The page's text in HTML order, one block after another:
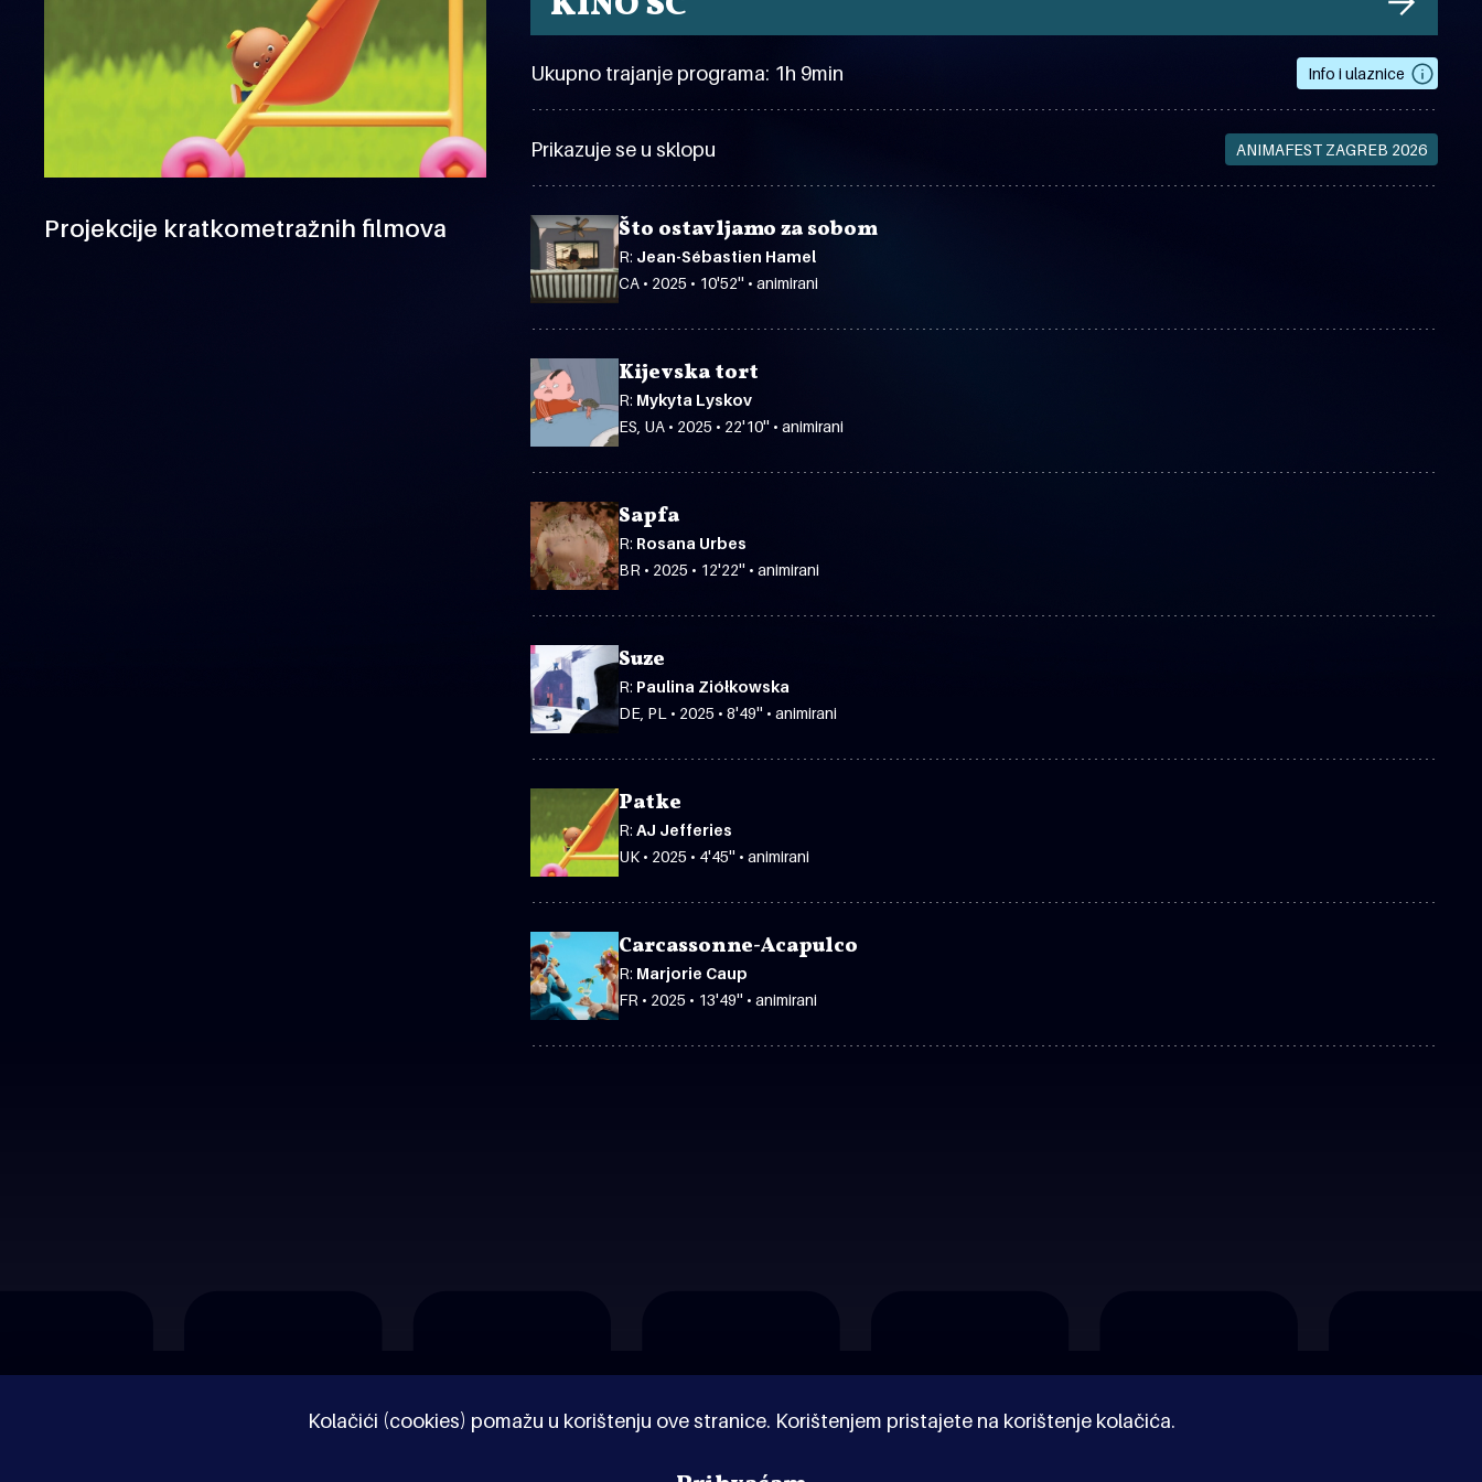
Kolačići (cookies) pomažu u korištenju ove stranice. Korištenjem pristajete na korištenje kolačića.
Projekcije kratkometražnih filmova
Ukupno trajanje programa: 1h 9min Info i ulaznice
Prikazuje se u sklopu ANIMAFEST ZAGREB 2026
Što ostavljamo za sobom
R: Jean-Sébastien Hamel
CA • 2025 • 10'52'' • animirani
Kijevska tort
R: Mykyta Lyskov
ES, UA • 2025 • 22'10'' • animirani
Sapfa
R: Rosana Urbes
BR • 2025 • 12'22'' • animirani
Suze
R: Paulina Ziółkowska
DE, PL • 2025 • 8'49'' • animirani
Patke
R:AJ Jefferies
UK • 2025 • 4'45'' • animirani
Carcassonne-Acapulco
R: Marjorie Caup
FR • 2025 • 13'49'' • animirani